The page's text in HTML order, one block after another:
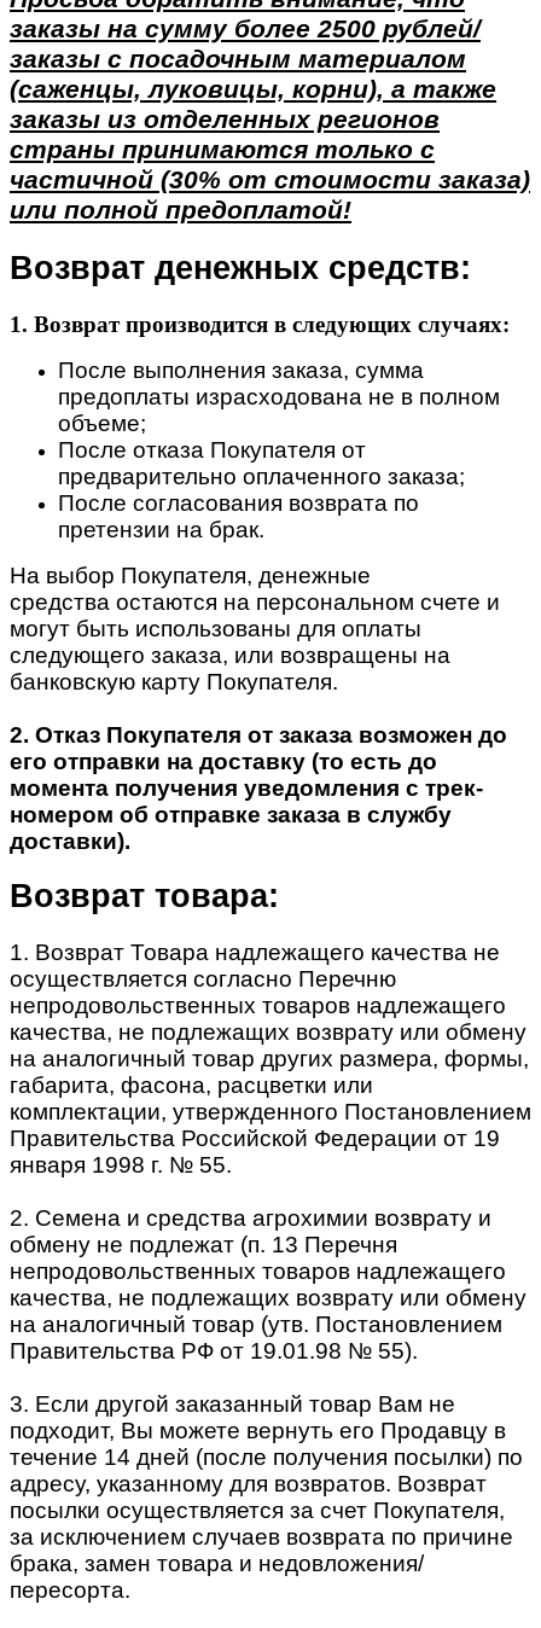
заказы на сумму более 2500 рублей/
заказы с посадочным материалом
(саженцы, луковицы, корни), а также
заказы из отделенных регионов
страны принимаются только с
частичной (30% от стоимости заказа)
или полной предоплатой!
Возврат денежных средств:
1. Возврат производится в следующих случаях:
После выполнения заказа, сумма
предоплаты израсходована не в полном
объеме;
После отказа Покупателя от
предварительно оплаченного заказа;
После согласования возврата по
претензии на брак.
На выбор Покупателя, денежные
средства остаются на персональном счете и
могут быть использованы для оплаты
следующего заказа, или возвращены на
банковскую карту Покупателя.
2. Отказ Покупателя от заказа возможен до
его отправки на доставку (то есть до
момента получения уведомления с трек-
номером об отправке заказа в службу
доставки).
Возврат товара:
1. Возврат Товара надлежащего качества не
осуществляется согласно Перечню
непродовольственных товаров надлежащего
качества, не подлежащих возврату или обмену
на аналогичный товар других размера, формы,
габарита, фасона, расцветки или
комплектации, утвержденного Постановлением
Правительства Российской Федерации от 19
января 1998 г. № 55.
2. Семена и средства агрохимии возврату и
обмену не подлежат (п. 13 Перечня
непродовольственных товаров надлежащего
качества, не подлежащих возврату или обмену
на аналогичный товар (утв. Постановлением
Правительства РФ от 19.01.98 № 55).
3. Если другой заказанный товар Вам не
подходит, Вы можете вернуть его Продавцу в
течение 14 дней (после получения посылки) по
адресу, указанному для возвратов. Возврат
посылки осуществляется за счет Покупателя,
за исключением случаев возврата по причине
брака, замен товара и недовложения/
пересорта.